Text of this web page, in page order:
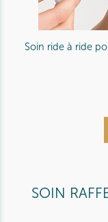
Soin ride à ride
SOIN